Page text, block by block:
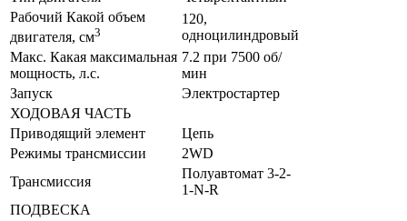
Рабочий Какой объем
двигателя, см3
120,
одноцилиндровый
Макс. Какая максимальная
мощность, л.с.
7.2 при 7500 об/
мин
Запуск
Электростартер
ХОДОВАЯ ЧАСТЬ
Приводящий элемент
Цепь
Режимы трансмиссии
2WD
Трансмиссия
Полуавтомат 3-2-
1-N-R
ПОДВЕСКА